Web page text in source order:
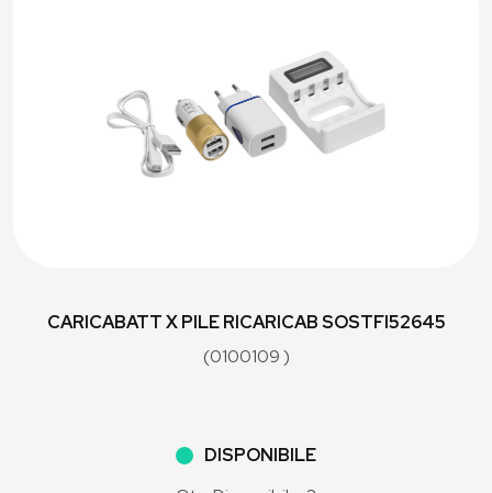
CARICABATT X PILE RICARICAB SOSTFI52645
(0100109 )
DISPONIBILE